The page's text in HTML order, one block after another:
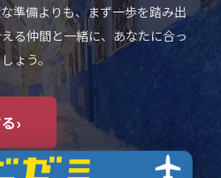
準備よりも、まず一歩を踏み出
る仲間と一緒に、あなたに合っ
ょう。
›